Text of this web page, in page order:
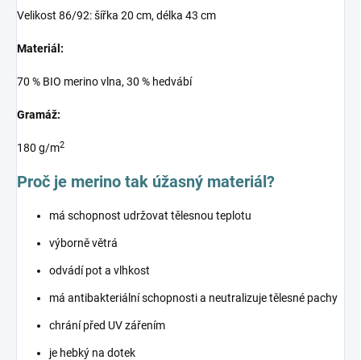
Velikost 86/92: šířka 20 cm, délka 43 cm
Materiál:
70 % BIO merino vlna, 30 % hedvábí
Gramáž:
180 g/m2
Proč je merino tak úžasný materiál?
má schopnost udržovat tělesnou teplotu
výborně větrá
odvádí pot a vlhkost
má antibakteriální schopnosti a neutralizuje tělesné pachy
chrání před UV zářením
je hebký na dotek